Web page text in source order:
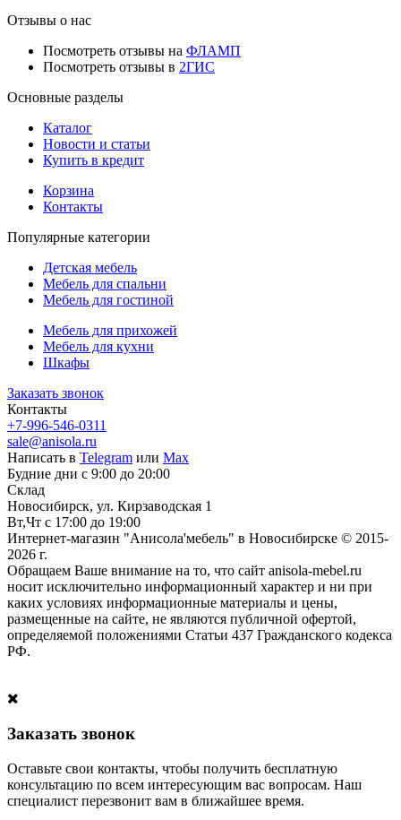
Отзывы о нас
Посмотреть отзывы на ФЛАМП
Посмотреть отзывы в 2ГИС
Основные разделы
Каталог
Новости и статьи
Купить в кредит
Корзина
Контакты
Популярные категории
Детская мебель
Мебель для спальни
Мебель для гостиной
Мебель для прихожей
Мебель для кухни
Шкафы
Заказать звонок
Контакты
+7-996-546-0311
sale@anisola.ru
Написать в Telegram или Max
Будние дни с 9:00 до 20:00
Склад
Новосибирск, ул. Кирзаводская 1
Вт,Чт с 17:00 до 19:00
Интернет-магазин "Анисола'мебель" в Новосибирске © 2015-
2026 г.
Обращаем Ваше внимание на то, что сайт anisola-mebel.ru
носит исключительно информационный характер и ни при
каких условиях информационные материалы и цены,
размещенные на сайте, не являются публичной офертой,
определяемой положениями Статьи 437 Гражданского кодекса
РФ.
Заказать звонок
Оставьте свои контакты, чтобы получить бесплатную
консультацию по всем интересующим вас вопросам. Наш
специалист перезвонит вам в ближайшее время.